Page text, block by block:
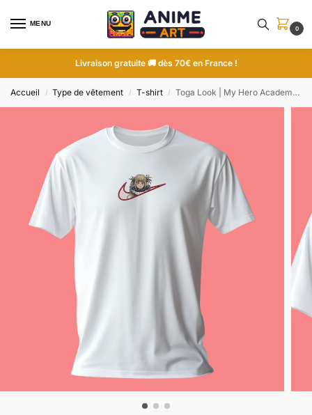
MENU
0
Livraison gratuite 🚚 dès 70€ en France !
Accueil / Type de vêtement / T-shirt / Toga Look | My Hero Academia | T-shirt brodé